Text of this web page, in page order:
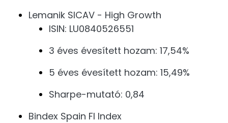
Lemanik SICAV - High Growth
ISIN: LU0840526551
3 éves évesített hozam: 17,54%
5 éves évesített hozam: 15,49%
Sharpe-mutató: 0,84
Bindex Spain FI Index